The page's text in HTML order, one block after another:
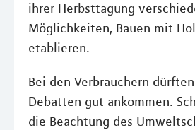
ihrer Herbsttagung
Möglichkeiten, Bauen mit
etablieren.
Bei den Verbrauchern
Debatten gut ankommen.
die Beachtung des